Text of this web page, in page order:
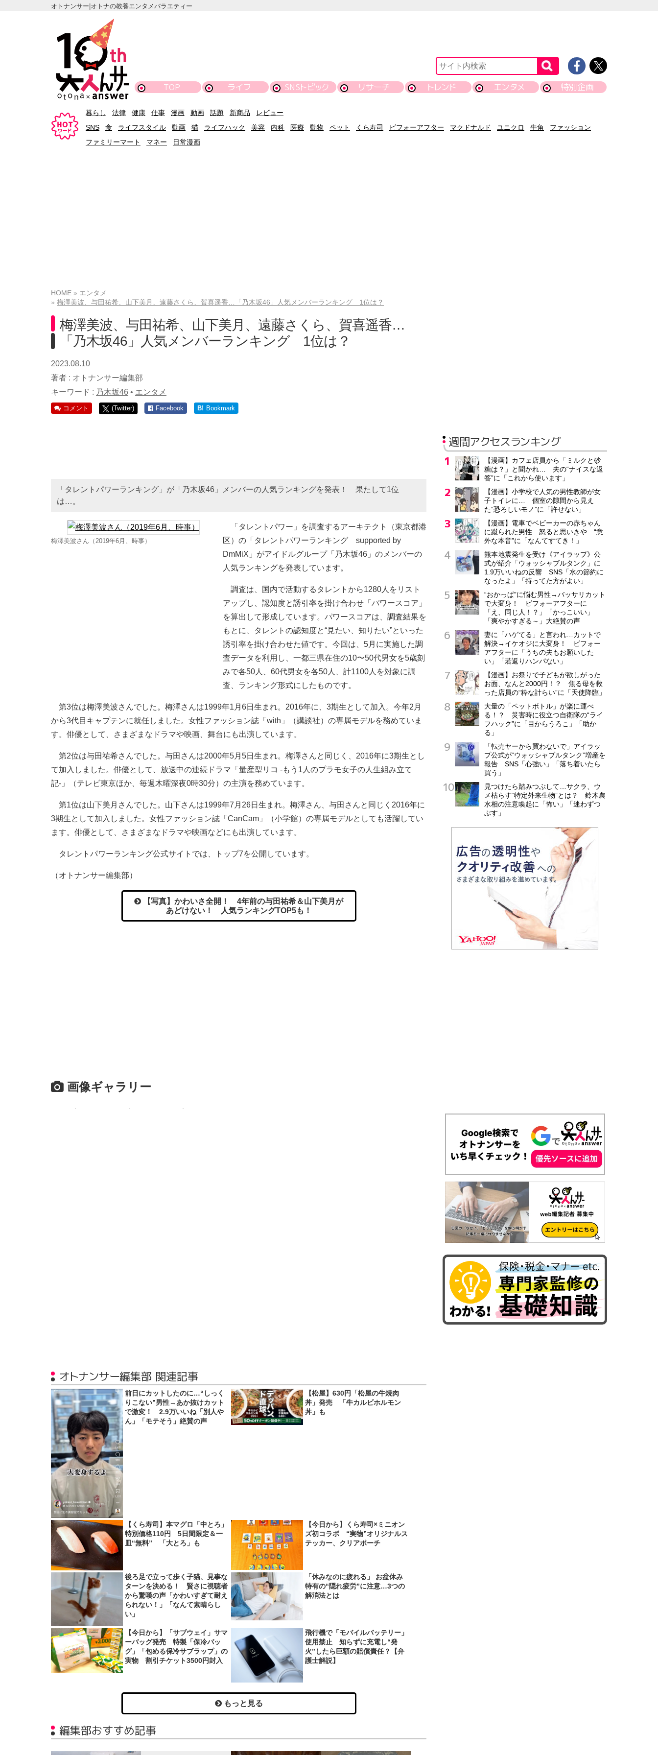
オトナンサー|オトナの教養エンタメバラエティー
TOP ライフ SNSトピック リサーチ トレンド エンタメ 特別企画
暮らし 法律 健康 仕事 漫画 動画 話題 新商品
レビュー
SNS
食 ライフスタイル 動画 猫 ライフハック 美容 内科 医療 動物 ペット くら寿司 ビフォーアフター マクドナルド ユニクロ 牛角
ファッション
ファミリーマート
マネー 日常漫画
HOME
エンタメ
梅澤美波、与田祐希、山下美月、遠藤さくら、賀喜遥香…「乃木坂46」人気メンバーランキング 1位は？
梅澤美波、与田祐希、山下美月、遠藤さくら、賀喜遥香…
「乃木坂46」人気メンバーランキング 1位は？
2023.08.10
著者 : オトナンサー編集部
キーワード : 乃木坂46 • エンタメ
コメント (Twitter) Facebook B! Bookmark
「タレントパワーランキング」が「乃木坂46」メンバーの人気ランキングを発表！ 果たして1位
は…。
梅澤美波さん（2019年6月、時事）
「タレントパワー」を調査するアーキテクト（東京都港
区）の「タレントパワーランキング supported by
DmMiX」がアイドルグループ「乃木坂46」のメンバーの
人気ランキングを発表しています。
調査は、国内で活動するタレントから1280人をリスト
アップし、認知度と誘引率を掛け合わせ「パワースコア」
を算出して形成しています。パワースコアは、調査結果を
もとに、タレントの認知度と“見たい、知りたい”といった
誘引率を掛け合わせた値です。今回は、5月に実施した調
査データを利用し、一都三県在住の10〜50代男女を5歳刻
みで各50人、60代男女を各50人、計1100人を対象に調
査、ランキング形式にしたものです。
第3位は梅澤美波さんでした。梅澤さんは1999年1月6日生まれ。2016年に、3期生として加入。今年2月
から3代目キャプテンに就任しました。女性ファッション誌「with」（講談社）の専属モデルを務めていま
す。俳優として、さまざまなドラマや映画、舞台にも出演しています。
第2位は与田祐希さんでした。与田さんは2000年5月5日生まれ。梅澤さんと同じく、2016年に3期生とし
て加入しました。俳優として、放送中の連続ドラマ「量産型リコ -もう1人のプラモ女子の人生組み立て
記-」（テレビ東京ほか、毎週木曜深夜0時30分）の主演を務めています。
第1位は山下美月さんでした。山下さんは1999年7月26日生まれ。梅澤さん、与田さんと同じく2016年に
3期生として加入しました。女性ファッション誌「CanCam」（小学館）の専属モデルとしても活躍してい
ます。俳優として、さまざまなドラマや映画などにも出演しています。
タレントパワーランキング公式サイトでは、トップ7を公開しています。
（オトナンサー編集部）
【写真】かわいさ全開！ 4年前の与田祐希＆山下美月が
あどけない！ 人気ランキングTOP5も！
画像ギャラリー
オトナンサー編集部 関連記事
前日にカットしたのに…“しっく
りこない”男性→あか抜けカット
で激変！ 2.9万いいね「別人や
ん」「モテそう」絶賛の声
【松屋】630円「松屋の牛焼肉
丼」発売 「牛カルビホルモン
丼」も
【くら寿司】本マグロ「中とろ」
特別価格110円 5日間限定＆一
皿“無料” 「大とろ」も
【今日から】くら寿司×ミニオン
ズ初コラボ “実物”オリジナルス
テッカー、クリアポーチ
後ろ足で立って歩く子猫、見事な
ターンを決める！ 賢さに視聴者
から驚嘆の声「かわいすぎて耐え
られない！」「なんて素晴らし
い」
「休みなのに疲れる」 お盆休み
特有の“隠れ疲労”に注意…3つの
解消法とは
【今日から】「サブウェイ」サマ
ーバッグ発売 特製「保冷バッ
グ」「包める保冷サブラップ」の
実物 割引チケット3500円封入
飛行機で「モバイルバッテリー」
使用禁止 知らずに充電し“発
火”したら巨額の賠償責任？【弁
護士解説】
もっと見る
編集部おすすめ記事
週間アクセスランキング
【漫画】カフェ店員から「ミルクと砂
糖は？」と聞かれ… 夫の“ナイスな返
答”に「これから使います」
【漫画】小学校で人気の男性教師が女
子トイレに… 個室の隙間から見え
た“恐ろしいモノ”に「許せない」
【漫画】電車でベビーカーの赤ちゃん
に蹴られた男性 怒ると思いきや…“意
外な本音”に「なんてすてき！」
熊本地震発生を受け《アイラップ》公
式が紹介「ウォッシャブルタンク」に
1.9万いいねの反響 SNS「水の節約に
なったよ」「持ってた方がよい」
“おかっぱ”に悩む男性→バッサリカット
で大変身！ ビフォーアフターに
「え、同じ人！？」「かっこいい」
「爽やかすぎる～」大絶賛の声
妻に「ハゲてる」と言われ…カットで
解決→イケオジに大変身！ ビフォー
アフターに「うちの夫もお願いした
い」「若返りハンパない」
【漫画】お祭りで子どもが欲しがった
お面、なんと2000円！？ 焦る母を救
った店員の“粋な計らい”に「天使降臨」
大量の「ペットボトル」が楽に運べ
る！？ 災害時に役立つ自衛隊の“ライ
フハック”に「目からうろこ」「助か
る」
「転売ヤーから買わないで」アイラッ
プ公式が“ウォッシャブルタンク”増産を
報告 SNS「心強い」「落ち着いたら
買う」
見つけたら踏みつぶして…サクラ、ウ
メ枯らす“特定外来生物”とは？ 鈴木農
水相の注意喚起に「怖い」「迷わずつ
ぶす」